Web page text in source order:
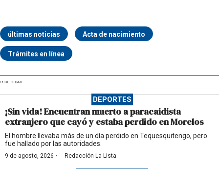
últimas noticias Acta de nacimiento
Trámites en línea
PUBLICIDAD
DEPORTES
¡Sin vida! Encuentran muerto a paracaidista
extranjero que cayó y estaba perdido en Morelos
El hombre llevaba más de un día perdido en Tequesquitengo, pero
fue hallado por las autoridades.
9 de agosto, 2026 · Redacción La-Lista